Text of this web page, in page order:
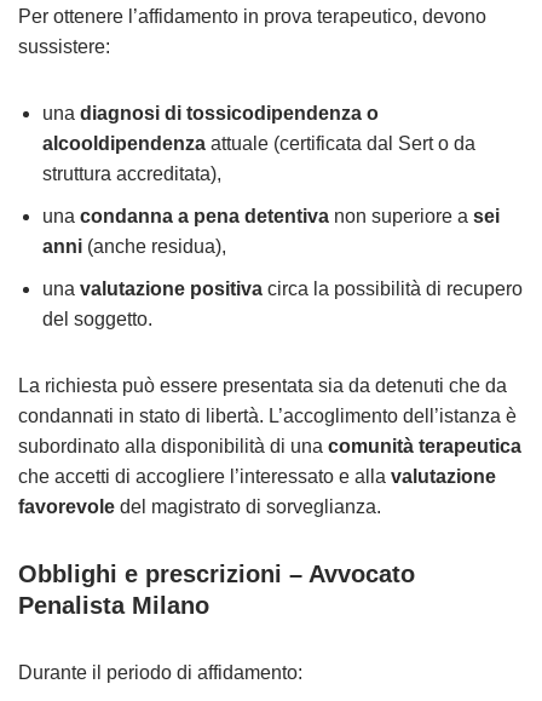
Per ottenere l’affidamento in prova terapeutico, devono
sussistere:
una diagnosi di tossicodipendenza o
alcooldipendenza attuale (certificata dal Sert o da
struttura accreditata),
una condanna a pena detentiva non superiore a sei
anni (anche residua),
una valutazione positiva circa la possibilità di recupero
del soggetto.
La richiesta può essere presentata sia da detenuti che da
condannati in stato di libertà. L’accoglimento dell’istanza è
subordinato alla disponibilità di una comunità terapeutica
che accetti di accogliere l’interessato e alla valutazione
favorevole del magistrato di sorveglianza.
Obblighi e prescrizioni – Avvocato
Penalista Milano
Durante il periodo di affidamento: